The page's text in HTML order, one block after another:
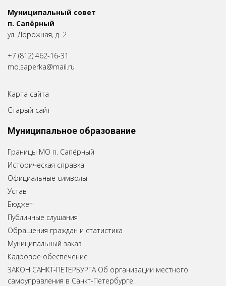
Муниципальный совет
п. Сапёрный
ул. Дорожная, д. 2
+7 (812) 462-16-31
mo.saperka@mail.ru
Карта сайта
Старый сайт
Муниципальное образование
Границы МО п. Сапёрный
Историческая справка
Официальные символы
Устав
Бюджет
Публичные слушания
Обращения граждан и статистика
Муниципальный заказ
Кадровое обеспечение
ЗАКОН САНКТ-ПЕТЕРБУРГА Об организации местного
самоуправления в Санкт-Петербурге.